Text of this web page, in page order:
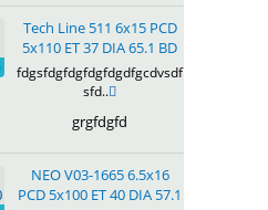
Tech Line 511 6x15 PCD
5x110 ET 37 DIA 65.1 BD
fdgsfdgfdgfdgfdgdfgcdvsdf
sfd..
grgfdgfd
NEO V03-1665 6.5x16
PCD 5x100 ET 40 DIA 57.1